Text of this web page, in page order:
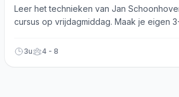
Leer het technieken van Jan
cursus op vrijdagmiddag. Maak je eigen
3u 4 - 8